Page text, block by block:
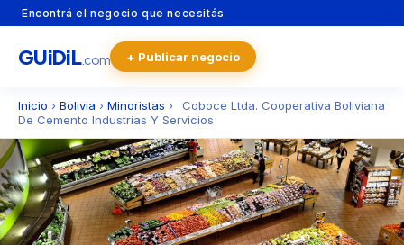
Encontrá el negocio que necesitás
GUiDiL.com + Publicar negocio
Inicio › Bolivia › Minoristas ›
Coboce Ltda. Cooperativa Boliviana
De Cemento Industrias Y Servicios